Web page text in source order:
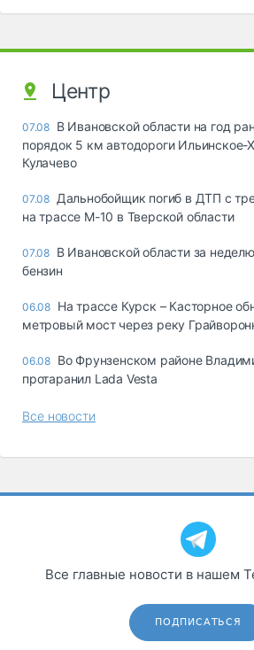
Центр
07.08 В Ивановской области на год
порядок 5 км автодороги Ильинское-
Кулачево
07.08 Дальнобойщик погиб в ДТП с
на трассе М-10 в Тверской области
07.08 В Ивановской области за
бензин
06.08 На трассе Курск – Касторное
метровый мост через реку
06.08 Во Фрунзенском районе
протаранил Lada Vesta
Все новости
Все главные новости в нашем
ПОДПИСАТЬСЯ